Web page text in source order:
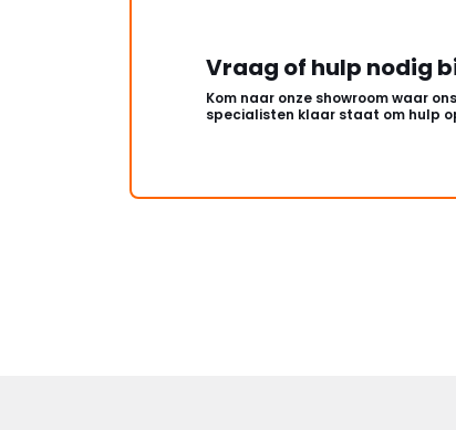
Vraag of hulp nodig
Kom naar onze showroom waar
specialisten klaar staat om hulp